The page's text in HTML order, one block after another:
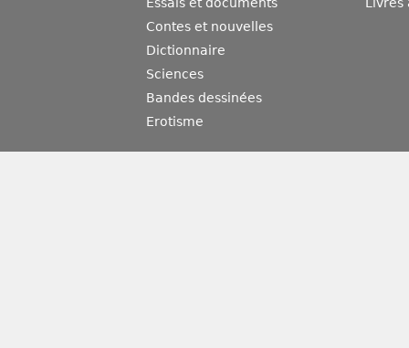
Essais et documents
Contes et nouvelles
Dictionnaire
Sciences
Bandes dessinées
Erotisme
Livres